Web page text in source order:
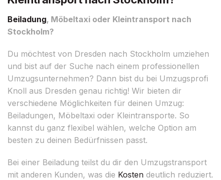
Beiladung, Möbeltaxi oder Kleintransport nach
Stockholm?
Du möchtest von Dresden nach Stockholm umziehen
und bist auf der Suche nach einem professionellen
Umzugsunternehmen? Dann bist du bei Umzugsprofi
Knoll aus Dresden genau richtig! Wir bieten dir
verschiedene Möglichkeiten für deinen Umzug:
Beiladungen, Möbeltaxi oder Kleintransporte. So
kannst du ganz flexibel wählen, welche Option am
besten zu deinen Bedürfnissen passt.
Bei einer Beiladung teilst du dir den Umzugstransport
mit anderen Kunden, was die Kosten deutlich reduziert.